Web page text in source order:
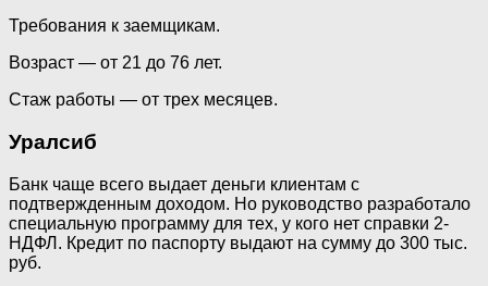
Требования к заемщикам.
Возраст — от 21 до 76 лет.
Стаж работы — от трех месяцев.
Уралсиб
Банк чаще всего выдает деньги клиентам с
подтвержденным доходом. Но руководство разработало
специальную программу для тех, у кого нет справки 2-
НДФЛ. Кредит по паспорту выдают на сумму до 300 тыс.
руб.